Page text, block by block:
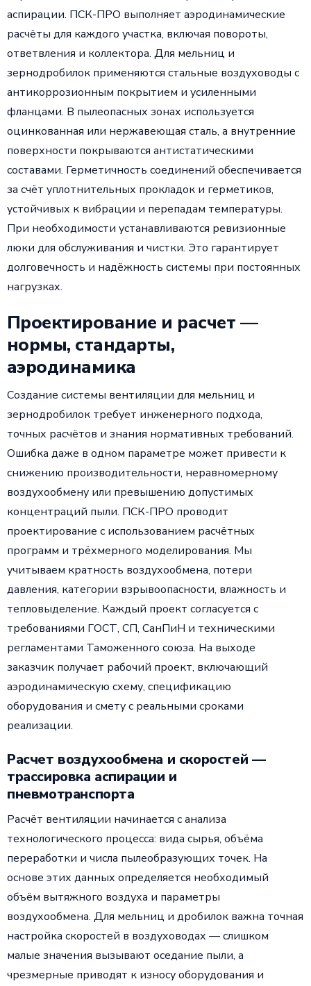
аспирации. ПСК-ПРО выполняет аэродинамические
расчёты для каждого участка, включая повороты,
ответвления и коллектора. Для мельниц и
зернодробилок применяются стальные воздуховоды с
антикоррозионным покрытием и усиленными
фланцами. В пылеопасных зонах используется
оцинкованная или нержавеющая сталь, а внутренние
поверхности покрываются антистатическими
составами. Герметичность соединений обеспечивается
за счёт уплотнительных прокладок и герметиков,
устойчивых к вибрации и перепадам температуры.
При необходимости устанавливаются ревизионные
люки для обслуживания и чистки. Это гарантирует
долговечность и надёжность системы при постоянных
нагрузках.
Проектирование и расчет —
нормы, стандарты,
аэродинамика
Создание системы вентиляции для мельниц и
зернодробилок требует инженерного подхода,
точных расчётов и знания нормативных требований.
Ошибка даже в одном параметре может привести к
снижению производительности, неравномерному
воздухообмену или превышению допустимых
концентраций пыли. ПСК-ПРО проводит
проектирование с использованием расчётных
программ и трёхмерного моделирования. Мы
учитываем кратность воздухообмена, потери
давления, категории взрывоопасности, влажность и
тепловыделение. Каждый проект согласуется с
требованиями ГОСТ, СП, СанПиН и техническими
регламентами Таможенного союза. На выходе
заказчик получает рабочий проект, включающий
аэродинамическую схему, спецификацию
оборудования и смету с реальными сроками
реализации.
Расчет воздухообмена и скоростей —
трассировка аспирации и
пневмотранспорта
Расчёт вентиляции начинается с анализа
технологического процесса: вида сырья, объёма
переработки и числа пылеобразующих точек. На
основе этих данных определяется необходимый
объём вытяжного воздуха и параметры
воздухообмена. Для мельниц и дробилок важна точная
настройка скоростей в воздуховодах — слишком
малые значения вызывают оседание пыли, а
чрезмерные приводят к износу оборудования и